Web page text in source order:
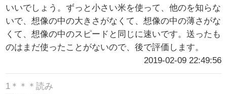
いいでしょう。ずっと小さい米を使って、他のを知らな
いで、想像の中の大きさがなくて、想像の中の薄さがな
くて、想像の中のスピードと同じに速いです。送ったも
のはまだ使ったことがないので、後で評価します。
2019-02-09 22:49:56
1＊＊＊読み